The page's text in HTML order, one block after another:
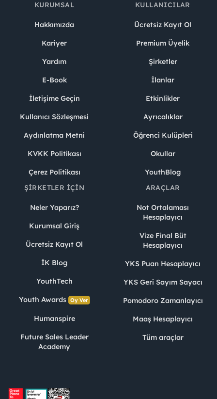
KURUMSAL
Hakkımızda
Kariyer
Yardım
E-Book
İletişime Geçin
Kullanıcı Sözleşmesi
Aydınlatma Metni
KVKK Politikası
Çerez Politikası
KULLANICILAR
Ücretsiz Kayıt Ol
Premium Üyelik
Şirketler
İlanlar
Etkinlikler
Ayrıcalıklar
Öğrenci Kulüpleri
Okullar
YouthBlog
ŞIRKETLER İÇIN
Neler Yaparız?
Kurumsal Giriş
Ücretsiz Kayıt Ol
İK Blog
YouthTech
Youth Awards Oy Ver
Humanspire
Future Sales Leader
Academy
ARAÇLAR
Not Ortalaması
Hesaplayıcı
Vize Final Büt
Hesaplayıcı
YKS Puan Hesaplayıcı
YKS Geri Sayım Sayacı
Pomodoro Zamanlayıcı
Maaş Hesaplayıcı
Tüm araçlar